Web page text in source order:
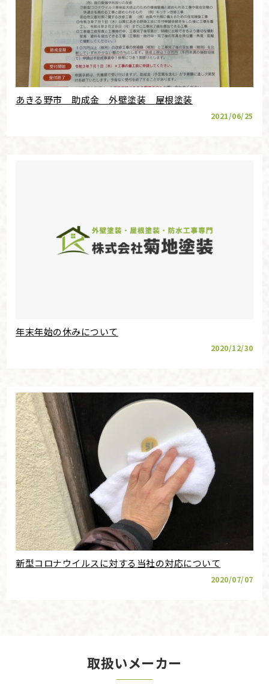
あきる野市 助成金 外壁塗装 屋根塗装
2021/06/25
年末年始の休みについて
2020/12/30
新型コロナウイルスに対する当社の対応について
2020/07/07
取扱いメーカー